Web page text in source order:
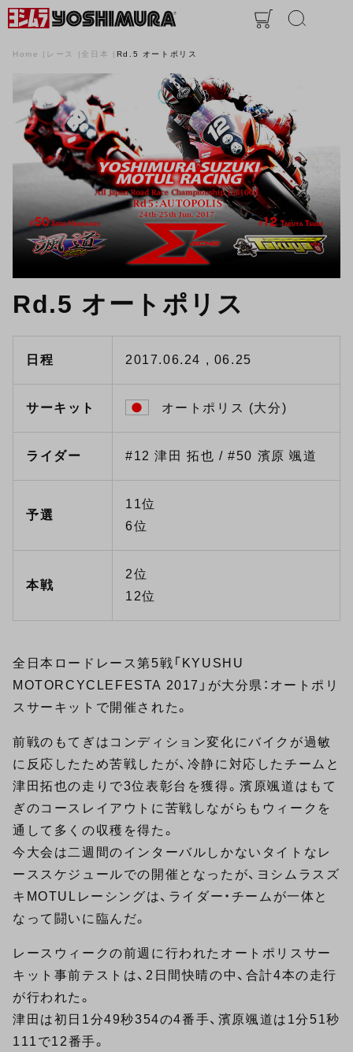
Home レース 全日本 Rd.5 オートポリス
Rd.5 オートポリス
日程 2017.06.24 , 06.25
サーキット オートポリス (大分)
ライダー #12 津田 拓也 / #50 濱原 颯道
予選
11位
6位
本戦
2位
12位
全日本ロードレース第5戦「KYUSHU
MOTORCYCLEFESTA 2017」が大分県：オートポリ
スサーキットで開催された。
前戦のもてぎはコンディション変化にバイクが過敏
に反応したため苦戦したが、冷静に対応したチームと
津田拓也の走りで3位表彰台を獲得。濱原颯道はもて
ぎのコースレイアウトに苦戦しながらもウィークを
通して多くの収穫を得た。
今大会は二週間のインターバルしかないタイトなレ
ーススケジュールでの開催となったが、ヨシムラスズ
キMOTULレーシングは、ライダー・チームが一体と
なって闘いに臨んだ。
レースウィークの前週に行われたオートポリスサー
キット事前テストは、2日間快晴の中、合計4本の走行
が行われた。
津田は初日1分49秒354の4番手、濱原颯道は1分51秒
111で12番手。